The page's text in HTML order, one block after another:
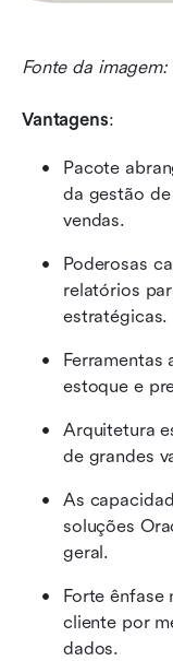
Fonte da
Vantagens:
Pacote
da gestão
vendas.
Poderosas
relatórios
estratégicas.
Ferramentas
estoque e
Arquitetura
de grandes
As
soluções
geral.
Forte ênfase
cliente por
dados.